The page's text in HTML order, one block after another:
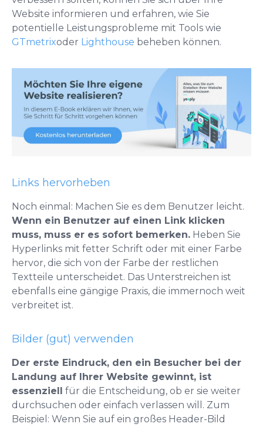
Website informieren und erfahren, wie Sie
potentielle Leistungsprobleme mit Tools wie
GTmetrixoder Lighthouse beheben können.
Links hervorheben
Noch einmal: Machen Sie es dem Benutzer leicht.
Wenn ein Benutzer auf einen Link klicken
muss, muss er es sofort bemerken. Heben Sie
Hyperlinks mit fetter Schrift oder mit einer Farbe
hervor, die sich von der Farbe der restlichen
Textteile unterscheidet. Das Unterstreichen ist
ebenfalls eine gängige Praxis, die immernoch weit
verbreitet ist.
Bilder (gut) verwenden
Der erste Eindruck, den ein Besucher bei der
Landung auf Ihrer Website gewinnt, ist
essenziell für die Entscheidung, ob er sie weiter
durchsuchen oder einfach verlassen will. Zum
Beispiel: Wenn Sie auf ein großes Header-Bild